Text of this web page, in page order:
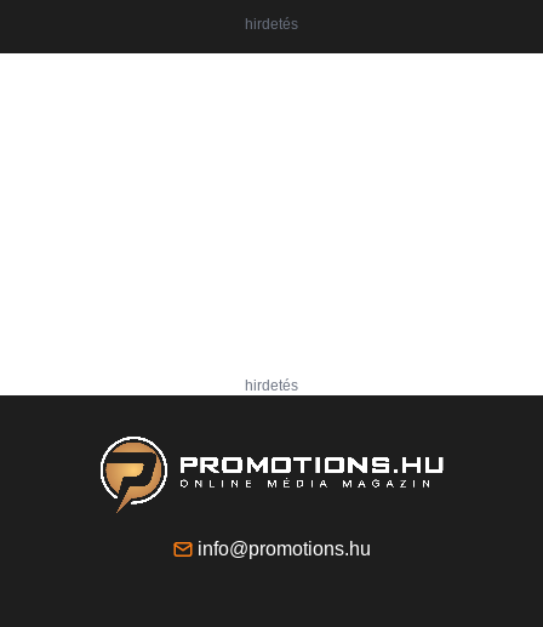
hirdetés
hirdetés
info@promotions.hu